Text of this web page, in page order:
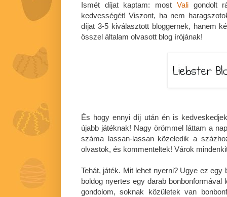
Ismét díjat kaptam: most Valigondolt
kedvességét! Viszont, ha nem
díjat 3-5 kiválasztott bloggernek, hanem
összel általam olvasott blog írójának!
És hogy ennyi díj után én is
újabb játéknak! Nagy örömmel láttam a
száma lassan-lassan közeledik a
olvastok, és kommenteltek! Várok
Tehát, játék. Mit lehet nyerni? Ugye ez egy
boldog nyertes egy darab
gondolom, soknak közületek van